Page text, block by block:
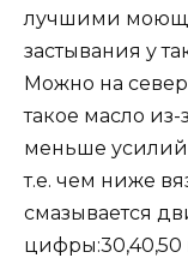
лучшими
застывания у
Можно на
такое масло из-
меньше усилий
т.е. чем ниже
смазывается
цифры:30,40,50